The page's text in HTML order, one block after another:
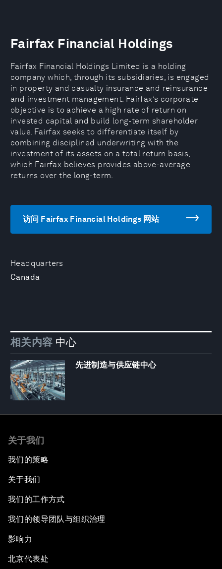
Headquarters
Canada
Fairfax Financial Holdings
Fairfax Financial Holdings Limited is a holding
company which, through its subsidiaries, is engaged
in property and casualty insurance and reinsurance
and investment management. Fairfax’s corporate
objective is to achieve a high rate of return on
invested capital and build long-term shareholder
value. Fairfax seeks to differentiate itself by
combining disciplined underwriting with the
investment of its assets on a total return basis,
which Fairfax believes provides above-average
returns over the long-term.
访问 Fairfax Financial Holdings 网站
相关内容 中心
先进制造与供应链中心
关于我们
我们的策略
关于我们
我们的工作方式
我们的领导团队与组织治理
影响力
北京代表处